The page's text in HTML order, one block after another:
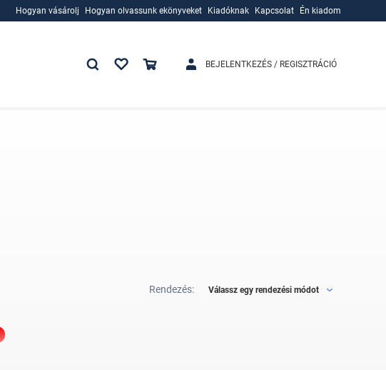
Hogyan vásárolj
Hogyan olvassunk ekönyveket
Kiadóknak
Kapcsolat Én kiadom
BEJELENTKEZÉS / REGISZTRÁCIÓ
Rendezés: Válassz egy rendezési módot